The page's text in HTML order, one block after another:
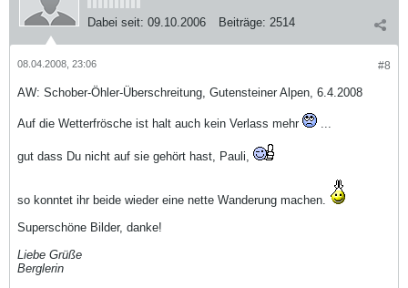
Dabei seit: 09.10.2006 Beiträge: 2514
#8
08.04.2008, 23:06
AW: Schober-Öhler-Überschreitung, Gutensteiner Alpen, 6.4.2008
Auf die Wetterfrösche ist halt auch kein Verlass mehr ...
gut dass Du nicht auf sie gehört hast, Pauli,
so konntet ihr beide wieder eine nette Wanderung machen.
Superschöne Bilder, danke!
Liebe Grüße
Berglerin